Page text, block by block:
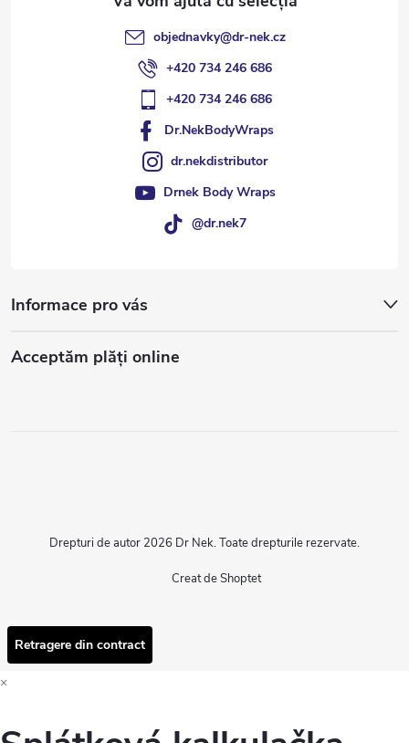
objednavky@dr-nek.cz
+420 734 246 686
+420 734 246 686
Dr.NekBodyWraps
dr.nekdistributor
Drnek Body Wraps
@dr.nek7
Informace pro vás
Acceptăm plăţi online
Creat de Shoptet
Drepturi de autor 2026 Dr Nek. Toate drepturile rezervate.
Retragere din contract
×